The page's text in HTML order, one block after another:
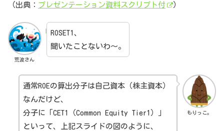
（出典： プレゼンテーション資料スクリプト付 ）
荒波さん
ROSET1、
聞いたことないわ～。
もりっこ。
通常ROEの算出分子は自己資本（株主資本）
なんだけど、
分子に「CET1（Common Equity Tier1）」
といって、上記スライドの図のように、